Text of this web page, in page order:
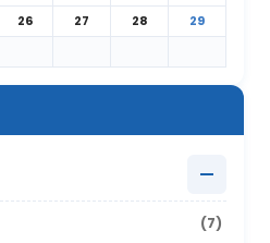
26 27 28
29
(7)